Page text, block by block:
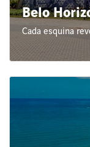
Belo
Cada esquina